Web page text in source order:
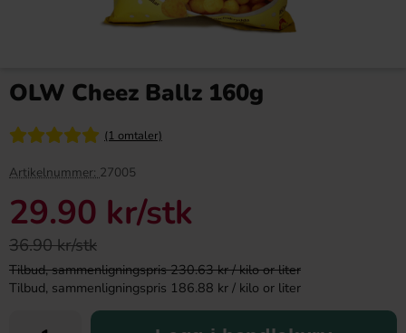
125g(BFL:2026-08-06)
238.80 kr
OLW Cheez Ballz 160g
(1 omtaler)
Artikelnummer: 27005
29.90 kr/stk
36.90 kr/stk
Tilbud, sammenligningspris 230.63 kr / kilo or liter
Tilbud, sammenligningspris 186.88 kr / kilo or liter